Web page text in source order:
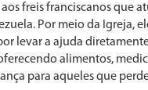
freis franciscanos que
Por meio da Igreja,
levar a ajuda
alimentos,
para aqueles que